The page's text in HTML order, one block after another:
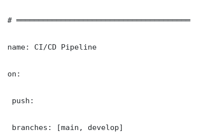
# ═══════════════════════════════════════
name: CI/CD Pipeline
on:
push:
branches: [main, develop]